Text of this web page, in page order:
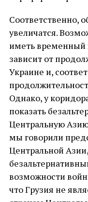
Соответственно,
увеличатся.
иметь временный
зависит от
Украине и,
Однако, у
показать
Центральную
мы говорили
Центральной
возможности
что Грузия не